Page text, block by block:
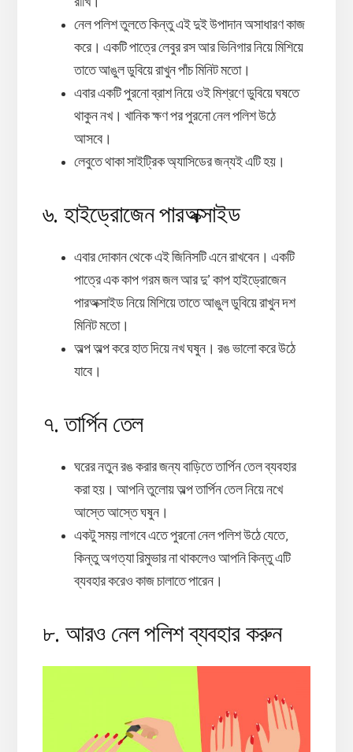
নেল পলিশ তুলতে কিন্তু এই দুই উপাদান অসাধারণ কাজ
করে। একটি পাত্রে লেবুর রস আর ভিনিগার নিয়ে মিশিয়ে
তাতে আঙুল ডুবিয়ে রাখুন পাঁচ মিনিট মতো।
এবার একটি পুরনো ব্রাশ নিয়ে ওই মিশ্রণে ডুবিয়ে ঘষতে
থাকুন নখ। খানিক ক্ষণ পর পুরনো নেল পলিশ উঠে
আসবে।
লেবুতে থাকা সাইট্রিক অ্যাসিডের জন্যই এটি হয়।
৬. হাইড্রোজেন পারঅক্সাইড
এবার দোকান থেকে এই জিনিসটি এনে রাখবেন। একটি
পাত্রে এক কাপ গরম জল আর দু’ কাপ হাইড্রোজেন
পারঅক্সাইড নিয়ে মিশিয়ে তাতে আঙুল ডুবিয়ে রাখুন দশ
মিনিট মতো।
অল্প অল্প করে হাত দিয়ে নখ ঘষুন। রঙ ভালো করে উঠে
যাবে।
৭. তার্পিন তেল
ঘরের নতুন রঙ করার জন্য বাড়িতে তার্পিন তেল ব্যবহার
করা হয়। আপনি তুলোয় অল্প তার্পিন তেল নিয়ে নখে
আস্তে আস্তে ঘষুন।
একটু সময় লাগবে এতে পুরনো নেল পলিশ উঠে যেতে,
কিন্তু অগত্যা রিমুভার না থাকলেও আপনি কিন্তু এটি
ব্যবহার করেও কাজ চালাতে পারেন।
৮. আরও নেল পলিশ ব্যবহার করুন